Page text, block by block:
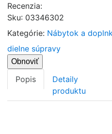
Recenzia:
Sku: 03346302
Kategórie: Nábytok a
dielne súpravy
Popis
Detaily
produktu